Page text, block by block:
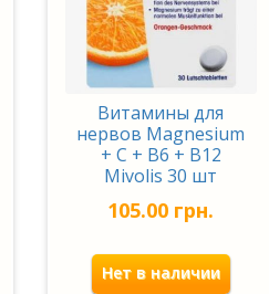
Витамины для
нервов Magnesium
+ C + B6 + B12
Mivolis 30 шт
105.00 грн.
Нет в наличии